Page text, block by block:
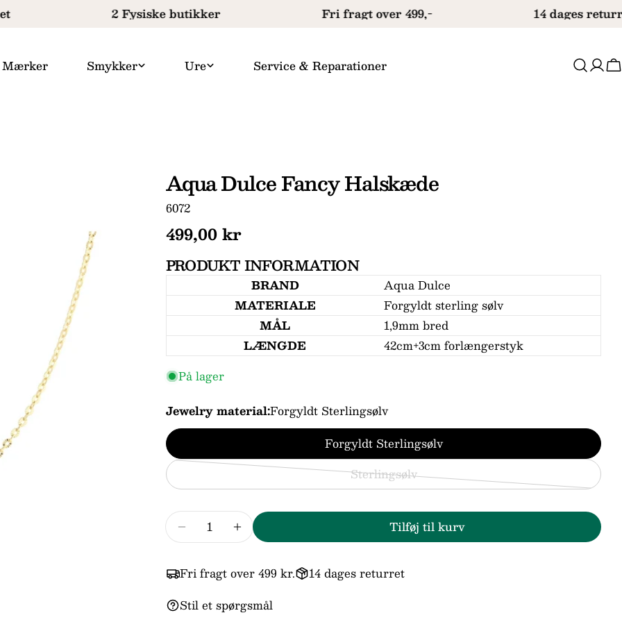
2 Fysiske butikker Fri fragt over 499,- 14 dages
Mærker Smykker Ure Service & Reparationer
Aqua Dulce Fancy Halskæde
SKU:
6072
Normal
pris
499,00 kr
PRODUKT INFORMATION
BRAND
Aqua Dulce
MATERIALE
Forgyldt sterling sølv
MÅL
1,9mm bred
LÆNGDE
42cm+3cm forlængerstyk
På lager
Jewelry material:Forgyldt Sterlingsølv
Forgyldt Sterlingsølv
Sterlingsølv
Variant
eller
ikke
Reducer mængden for Aqua Dulce Fancy Halskæde
Forøg mængden for Aqua Dulce Fancy Halskæde
Tilføj til kurv
Fri fragt over 499 kr.
14 dages returret
Stil et spørgsmål
Stil et spørgsmål
email